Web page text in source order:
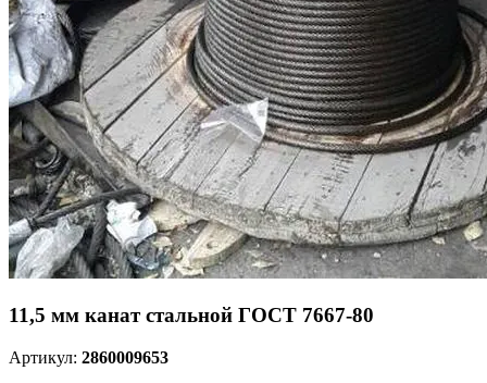
11,5 мм канат стальной ГОСТ 7667-80
Артикул: 2860009653